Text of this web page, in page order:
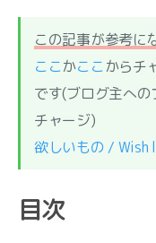
この記事が参考に
ここかここ からチ
です(ブログ主へ
チャージ)
欲しいもの / Wish
目次